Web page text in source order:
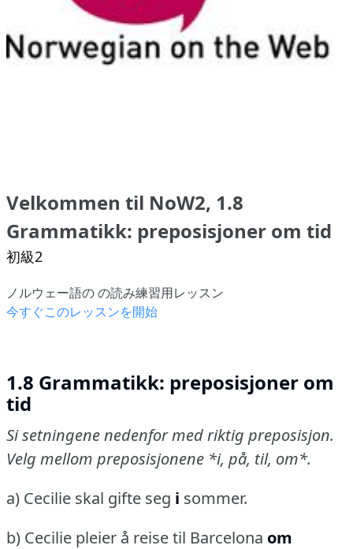
Velkommen til NoW2, 1.8
Grammatikk: preposisjoner om tid
初級2
ノルウェー語の の読み練習用レッスン
今すぐこのレッスンを開始
1.8 Grammatikk: preposisjoner om
tid
Si setningene nedenfor med riktig preposisjon.
Velg mellom preposisjonene *i, på, til, om*.
a) Cecilie skal gifte seg i sommer.
b) Cecilie pleier å reise til Barcelona om